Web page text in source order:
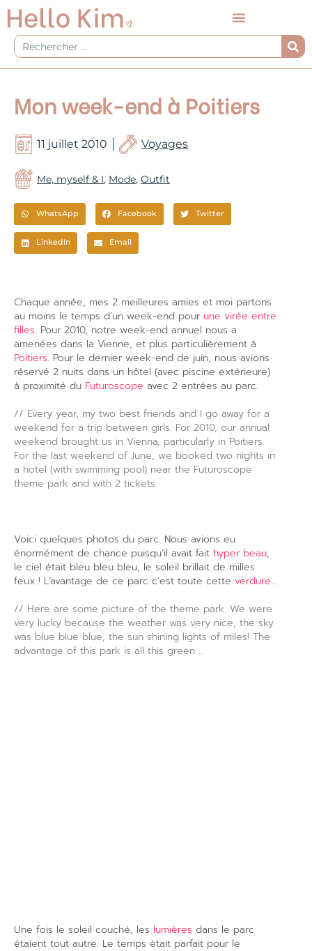
Aller
au
contenu
Rechercher
Mon week-end à Poitiers
11 juillet 2010 Voyages
Me, myself & I, Mode, Outfit
WhatsApp Facebook Twitter
LinkedIn Email
Chaque année, mes 2 meilleures amies et moi partons
au moins le temps d’un week-end pour une virée entre
filles. Pour 2010, notre week-end annuel nous a
amenées dans la Vienne, et plus particulièrement à
Poitiers. Pour le dernier week-end de juin, nous avions
réservé 2 nuits dans un hôtel (avec piscine extérieure)
à proximité du Futuroscope avec 2 entrées au parc.
// Every year, my two best friends and I go away for a
weekend for a trip between girls. For 2010, our annual
weekend brought us in Vienna, particularly in Poitiers.
For the last weekend of June, we booked two nights in
a hotel (with swimming pool) near the Futuroscope
theme park and with 2 tickets.
Voici quelques photos du parc. Nous avions eu
énormément de chance puisqu’il avait fait hyper beau,
le ciel était bleu bleu bleu, le soleil brillait de milles
feux ! L’avantage de ce parc c’est toute cette verdure…
// Here are some picture of the theme park. We were
very lucky because the weather was very nice, the sky
was blue blue blue, the sun shining lights of miles! The
advantage of this park is all this green …
Une fois le soleil couché, les lumières dans le parc
étaient tout autre. Le temps était parfait pour le